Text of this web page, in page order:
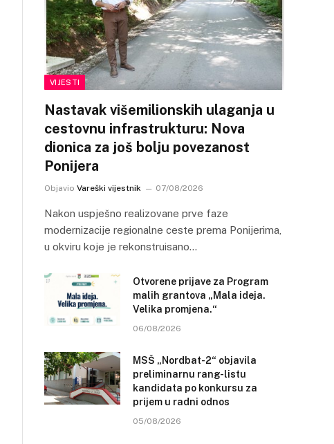
VIJESTI
Nastavak višemilionskih ulaganja u
cestovnu infrastrukturu: Nova
dionica za još bolju povezanost
Ponijera
Objavio Vareški vijestnik 07/08/2026
Nakon uspješno realizovane prve faze
modernizacije regionalne ceste prema Ponijerima,
u okviru koje je rekonstruisano…
Otvorene prijave za Program
malih grantova „Mala ideja.
Velika promjena.“
06/08/2026
MSŠ „Nordbat-2“ objavila
preliminarnu rang-listu
kandidata po konkursu za
prijem u radni odnos
05/08/2026